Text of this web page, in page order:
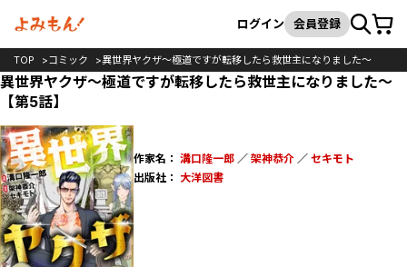
検索
ログイン 会員登録カート
TOP コミック 異世界ヤクザ～極道ですが転移したら救世主になりました～
異世界ヤクザ～極道ですが転移したら救世主になりました～
【第5話】
作家名： 溝口隆一郎／ 架神恭介／ セキモト
出版社： 大洋図書